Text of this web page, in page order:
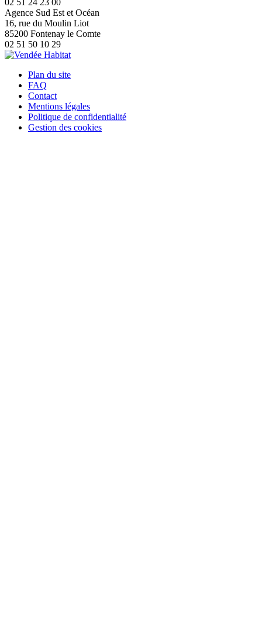
Agence Sud Est et Océan
16, rue du Moulin Liot
85200 Fontenay le Comte
02 51 50 10 29
Plan du site
FAQ
Contact
Mentions légales
Politique de confidentialité
Gestion des cookies